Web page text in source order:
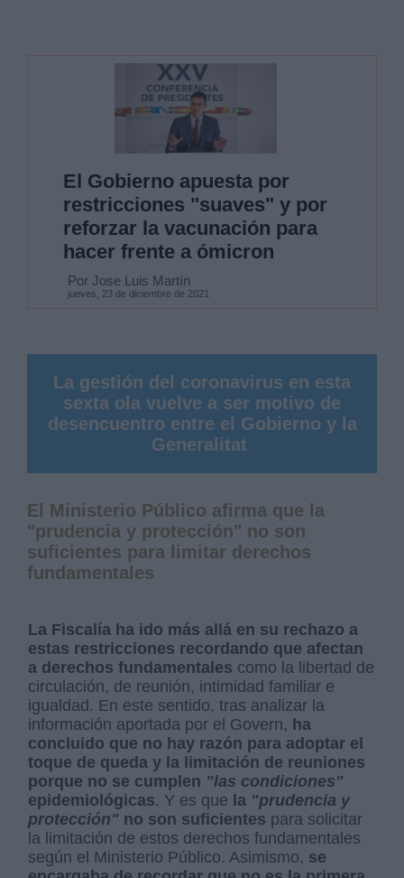
El Gobierno apuesta por
restricciones "suaves" y por
reforzar la vacunación para
hacer frente a ómicron
Por Jose Luis Martín
jueves, 23 de diciembre de 2021
La gestión del coronavirus en esta
sexta ola vuelve a ser motivo de
desencuentro entre el Gobierno y la
Generalitat
El Ministerio Público afirma que la
"prudencia y protección" no son
suficientes para limitar derechos
fundamentales
La Fiscalía ha ido más allá en su rechazo a
estas restricciones recordando que afectan
a derechos fundamentales como la libertad de
circulación, de reunión, intimidad familiar e
igualdad. En este sentido, tras analizar la
información aportada por el Govern, ha
concluido que no hay razón para adoptar el
toque de queda y la limitación de reuniones
porque no se cumplen "las condiciones"
epidemiológicas. Y es que la "prudencia y
protección" no son suficientes para solicitar
la limitación de estos derechos fundamentales
según el Ministerio Público. Asimismo, se